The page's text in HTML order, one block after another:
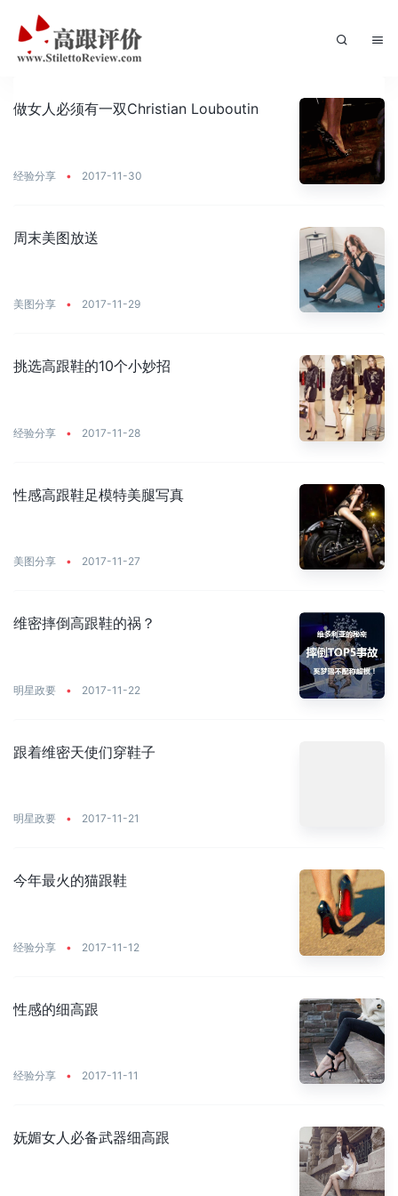
做女人必须有一双Christian Louboutin
经验分享 • 2017-11-30
周末美图放送
美图分享 • 2017-11-29
挑选高跟鞋的10个小妙招
经验分享 • 2017-11-28
性感高跟鞋足模特美腿写真
美图分享 • 2017-11-27
维密摔倒高跟鞋的祸？
明星政要 • 2017-11-22
跟着维密天使们穿鞋子
明星政要 • 2017-11-21
今年最火的猫跟鞋
经验分享 • 2017-11-12
性感的细高跟
经验分享 • 2017-11-11
妩媚女人必备武器细高跟